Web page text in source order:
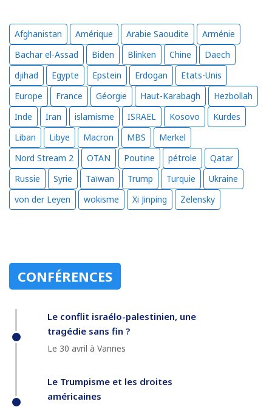
Afghanistan Amérique Arabie Saoudite
Arménie
Bachar el-Assad
Biden Blinken Chine
Daech
djihad
Egypte Epstein Erdogan
Etats-Unis
Europe
France Géorgie Haut-Karabagh
Hezbollah
Inde
Iran islamisme ISRAEL Kosovo
Kurdes
Liban
Libye Macron MBS
Merkel
Nord Stream 2
OTAN Poutine pétrole
Qatar
Russie
Syrie Taïwan Trump Turquie
Ukraine
von der Leyen
wokisme Xi Jinping Zelensky
CONFÉRENCES
Le conflit israélo-palestinien, une
tragédie sans fin ?
Le 30 avril à Vannes
Le Trumpisme et les droites
américaines